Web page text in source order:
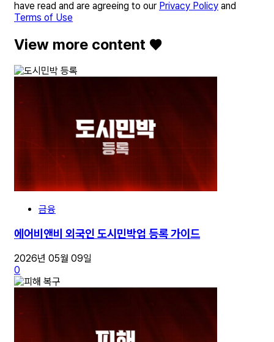
have read and are agreeing to our Privacy Policy and
Terms of Use
View more content ♥️
금융
에어비앤비 외국인 도시민박업 등록 가이드
2026년 05월 09일
0